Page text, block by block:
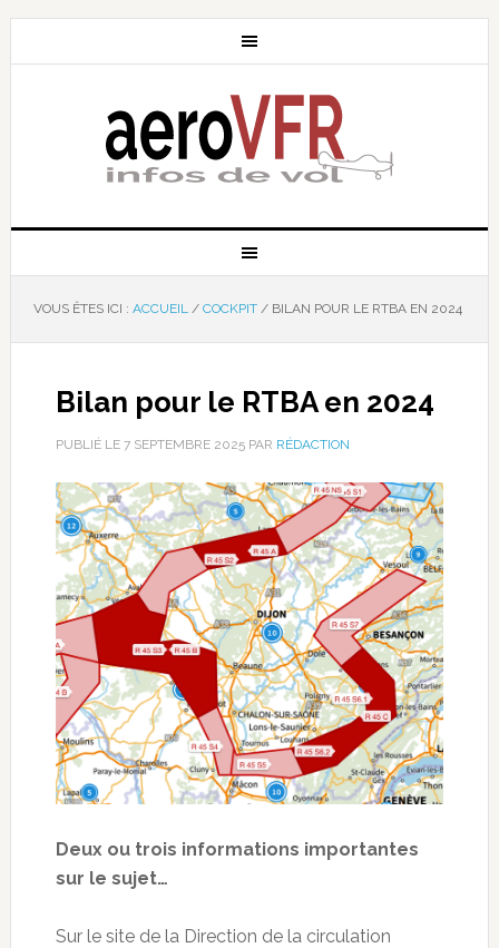
VOUS ÊTES ICI : ACCUEIL / COCKPIT /BILAN POUR LE RTBA EN 2024
Bilan pour le RTBA en 2024
PUBLIÉ LE 7 SEPTEMBRE 2025PAR RÉDACTION
Deux ou trois informations importantes
sur le sujet…
Sur le site de la Direction de la circulation